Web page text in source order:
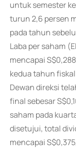
untuk semester
turun 2,6 persen
pada tahun
Laba per saham
mencapai
kedua tahun
Dewan direksi
final sebesar
saham pada
disetujui, total
mencapai